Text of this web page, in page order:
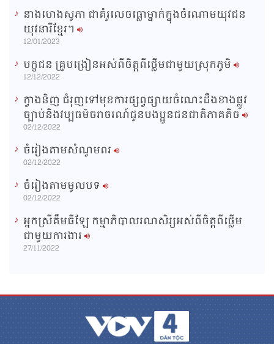
នាងហេងសូភា ជាគំរូលេចធ្លោម្នាក់ក្នុងចំណោមយុវជន
យុវនារីខ្មែរ។
12/01/2023
បក្ខជន គ្រូបង្រៀនអស់ពីចិត្តពីថ្លើមជាមួយស្រុកភូមិ
12/12/2022
ក្វាងនិញ ជំរុញទៅមុខការផ្សព្វផ្សាយចំណេះដឹងខាងផ្លូវ
ច្បាប់និងវប្បធម៌ចរាចរណ៍ជូនបងប្អូនជនជាតិភាគតិច
02/12/2022
ចំរៀងតាមសំណូមពរ
02/12/2022
ចំរៀងតាមមូលបទ
02/12/2022
អ្នកស្រីគឹមធីឡែ កម្មាភិបាលរណសិរ្សអស់ពីចិត្តពីថ្លើម
ជាមួយការងារ
27/11/2022